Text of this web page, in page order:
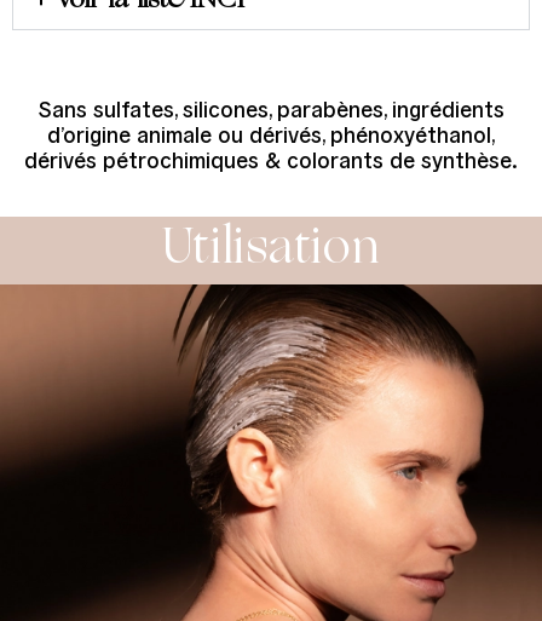
Sans sulfates, silicones, parabènes, ingrédients
d’origine animale ou dérivés, phénoxyéthanol,
dérivés pétrochimiques & colorants de synthèse.
Utilisation